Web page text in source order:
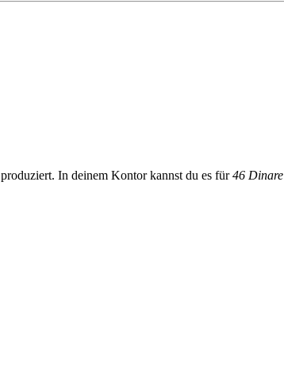
produziert. In deinem Kontor kannst du es für46 Dinare